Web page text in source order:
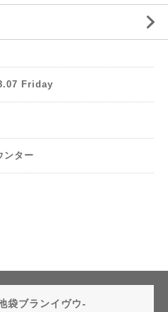
Friday
ンター
ブランイヴウ-